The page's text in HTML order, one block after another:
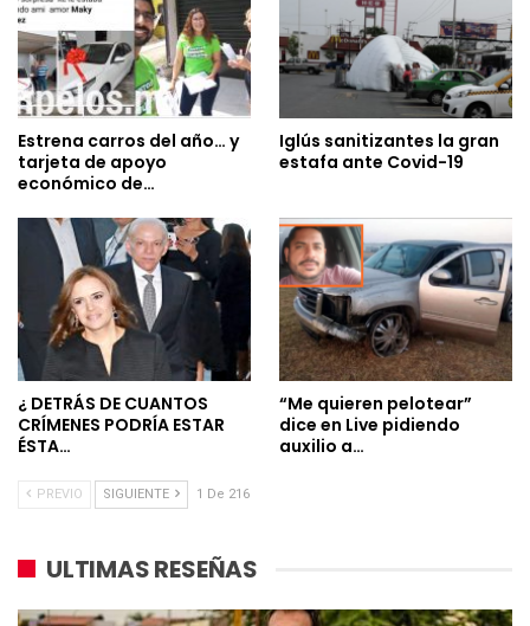
Estrena carros del año… y
tarjeta de apoyo
económico de…
Iglús sanitizantes la gran
estafa ante Covid-19
¿ DETRÁS DE CUANTOS
CRÍMENES PODRÍA ESTAR
ÉSTA…
“Me quieren pelotear”
dice en Live pidiendo
auxilio a…
PREVIO SIGUIENTE 1 De 216
ULTIMAS RESEÑAS